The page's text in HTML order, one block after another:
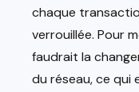
chaque
verrouillée. Pour
faudrait la
du réseau, ce qui